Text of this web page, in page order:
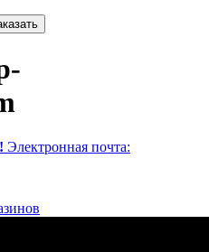
Электронная почта: